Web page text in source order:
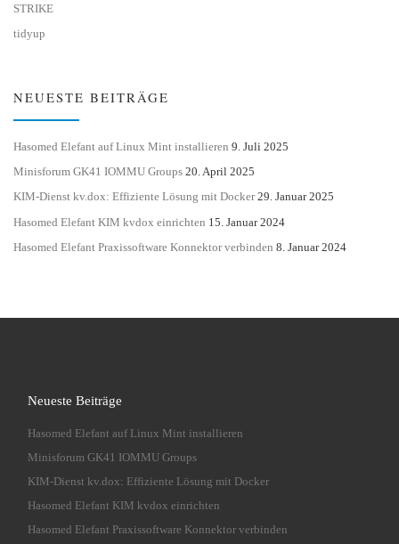
STRIKE
tidyup
NEUESTE BEITRÄGE
Hasomed Elefant auf Linux Mint installieren 9. Juli 2025
Minisforum GK41 IOMMU Groups 20. April 2025
KIM-Dienst kv.dox: Effiziente Lösung mit Docker 29. Januar 2025
Hasomed Elefant KIM kvdox einrichten 15. Januar 2024
Hasomed Elefant Praxissoftware Konnektor verbinden 8. Januar 2024
Neueste Beiträge
Hasomed Elefant auf Linux Mint installieren
Minisforum GK41 IOMMU Groups
KIM-Dienst kv.dox: Effiziente Lösung mit Docker
Hasomed Elefant KIM kvdox einrichten
Hasomed Elefant Praxissoftware Konnektor verbinden